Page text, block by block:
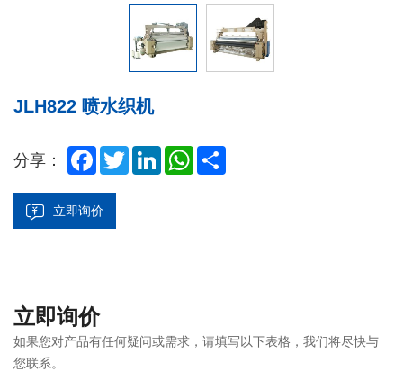
JLH822 喷水织机
分享： Facebook
TwitterLinkedInWhatsApp
立即询价
立即询价
如果您对产品有任何疑问或需求，请填写以下表格，我们将尽快与
您联系。